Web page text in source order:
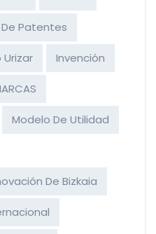
Patentes
Urizar Invención
Modelo De Utilidad
De Bizkaia